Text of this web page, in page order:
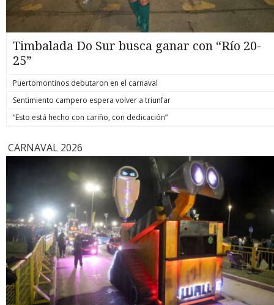
Timbalada Do Sur busca ganar con “Río 20-
25”
Puertomontinos debutaron en el carnaval
Sentimiento campero espera volver a triunfar
“Esto está hecho con cariño, con dedicación”
CARNAVAL 2026